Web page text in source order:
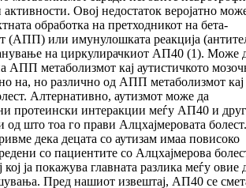
Овој недостаток веро­јат­но
обра­бот­ка на претходникот на бета-
(АПП) или имунулошката реакција
на циркули­рач­ки­от АП40 (1). Може
АПП метаболизмот кај аутистичкото
на, но различно од АПП ме­та­бо­лизмот кај
Алтер­на­тив­но, аутизмот може да
протеински интеракции меѓу АП40 и
од што тоа го прави Алцхај­ме­ро­вата болест.
дека децата со аутизам имаа повисоко
со па­циентите со Алцхајмерова
ја покажува главната разлика меѓу овие
Пред наши­от извештај, АП40 се